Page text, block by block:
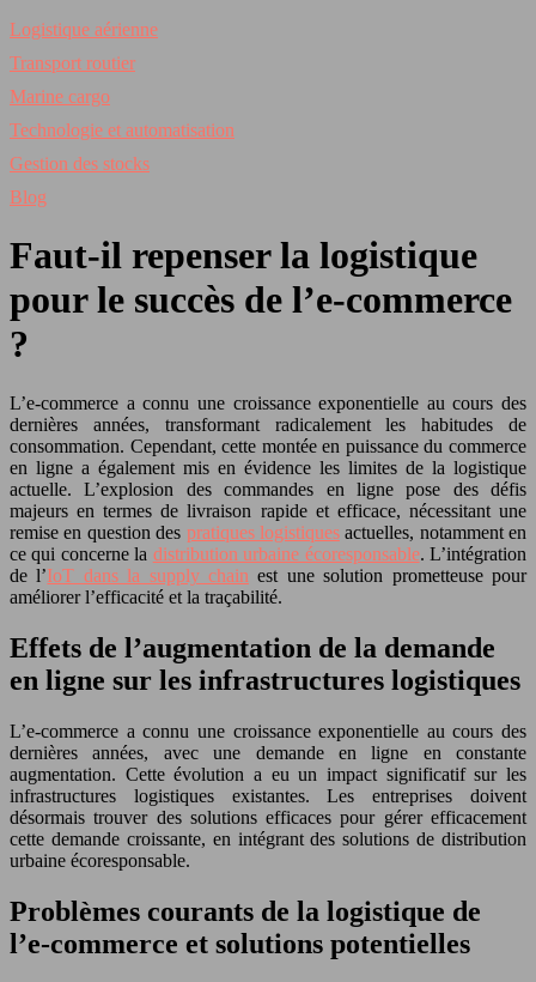
Logistique aérienne
Transport routier
Marine cargo
Technologie et automatisation
Gestion des stocks
Blog
Faut-il repenser la logistique
pour le succès de l’e-commerce
?
L’e-commerce a connu une croissance exponentielle au cours des
dernières années, transformant radicalement les habitudes de
consommation. Cependant, cette montée en puissance du commerce
en ligne a également mis en évidence les limites de la logistique
actuelle. L’explosion des commandes en ligne pose des défis
majeurs en termes de livraison rapide et efficace, nécessitant une
remise en question des pratiques logistiquesactuelles, notamment en
ce qui concerne la distribution urbaine écoresponsable. L’intégration
de l’IoT dans la supply chain est une solution prometteuse pour
améliorer l’efficacité et la traçabilité.
Effets de l’augmentation de la demande
en ligne sur les infrastructures logistiques
L’e-commerce a connu une croissance exponentielle au cours des
dernières années, avec une demande en ligne en constante
augmentation. Cette évolution a eu un impact significatif sur les
infrastructures logistiques existantes. Les entreprises doivent
désormais trouver des solutions efficaces pour gérer efficacement
cette demande croissante, en intégrant des solutions de distribution
urbaine écoresponsable.
Problèmes courants de la logistique de
l’e-commerce et solutions potentielles